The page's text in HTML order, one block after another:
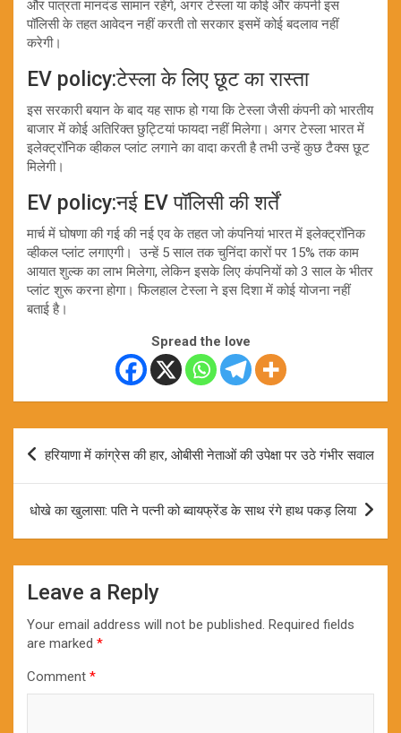
और पात्रता मानदंड सामान रहेंगे, अगर टेस्ला या कोई और कंपनी इस
पॉलिसी के तहत आवेदन नहीं करती तो सरकार इसमें कोई बदलाव नहीं
करेगी।
EV policy:टेस्ला के लिए छूट का रास्ता
इस सरकारी बयान के बाद यह साफ हो गया कि टेस्ला जैसी कंपनी को भारतीय
बाजार में कोई अतिरिक्त छुट्टियां फायदा नहीं मिलेगा। अगर टेस्ला भारत में
इलेक्ट्रॉनिक व्हीकल प्लांट लगाने का वादा करती है तभी उन्हें कुछ टैक्स छूट
मिलेगी।
EV policy:नई EV पॉलिसी की शर्तें
मार्च में घोषणा की गई की नई एव के तहत जो कंपनियां भारत में इलेक्ट्रॉनिक
व्हीकल प्लांट लगाएगी। उन्हें 5 साल तक चुनिंदा कारों पर 15% तक काम
आयात शुल्क का लाभ मिलेगा, लेकिन इसके लिए कंपनियों को 3 साल के भीतर
प्लांट शुरू करना होगा। फिलहाल टेस्ला ने इस दिशा में कोई योजना नहीं
बताई है।
Spread the love
Post
navigation
हरियाणा में कांग्रेस की हार, ओबीसी नेताओं की उपेक्षा पर उठे गंभीर सवाल
धोखे का खुलासा: पति ने पत्नी को ब्वायफ्रेंड के साथ रंगे हाथ पकड़ लिया
Leave a Reply
Your email address will not be published. Required fields
are marked *
Comment *